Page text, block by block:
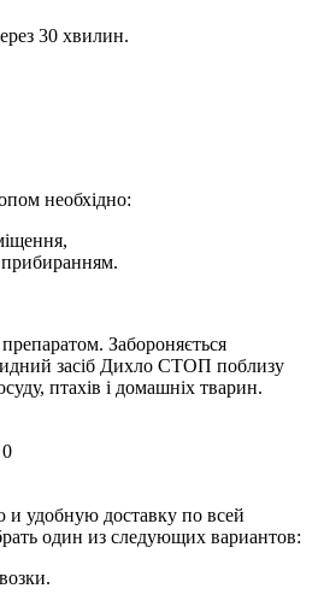
30 хвилин.
необхідно:
прибиранням.
Забороняється
засіб Дихло СТОП поблизу
птахів і домашніх тварин.
0
удобную доставку по всей
один из следующих вариантов: